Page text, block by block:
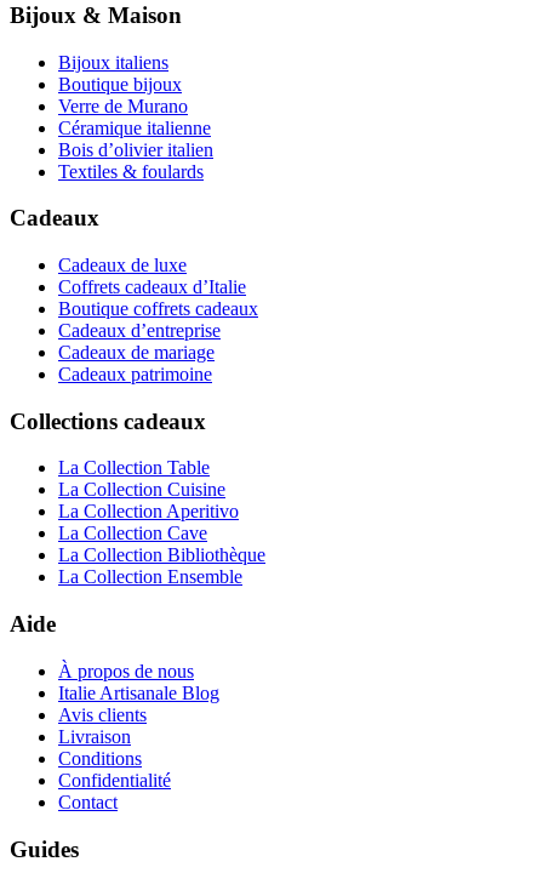
Bijoux & Maison
Bijoux italiens
Boutique bijoux
Verre de Murano
Céramique italienne
Bois d’olivier italien
Textiles & foulards
Cadeaux
Cadeaux de luxe
Coffrets cadeaux d’Italie
Boutique coffrets cadeaux
Cadeaux d’entreprise
Cadeaux de mariage
Cadeaux patrimoine
Collections cadeaux
La Collection Table
La Collection Cuisine
La Collection Aperitivo
La Collection Cave
La Collection Bibliothèque
La Collection Ensemble
Aide
À propos de nous
Italie Artisanale Blog
Avis clients
Livraison
Conditions
Confidentialité
Contact
Guides